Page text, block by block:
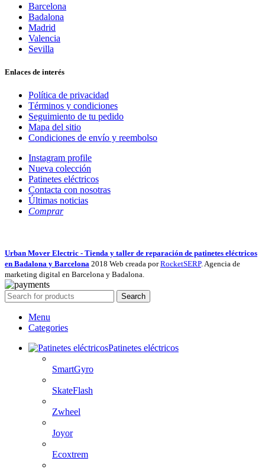
Barcelona
Badalona
Madrid
Valencia
Sevilla
Enlaces de interés
Política de privacidad
Términos y condiciones
Seguimiento de tu pedido
Mapa del sitio
Condiciones de envío y reembolso
Instagram profile
Nueva colección
Patinetes eléctricos
Contacta con nosotras
Últimas noticias
Comprar
Urban Mover Electric - Tienda y taller de reparación de patinetes eléctricos
en Badalona y Barcelona 2018 Web creada porRocketSERP. Agencia de
marketing digital en Barcelona y Badalona.
Search
Menu
Categories
Patinetes eléctricos
SmartGyro
SkateFlash
Zwheel
Joyor
Ecoxtrem